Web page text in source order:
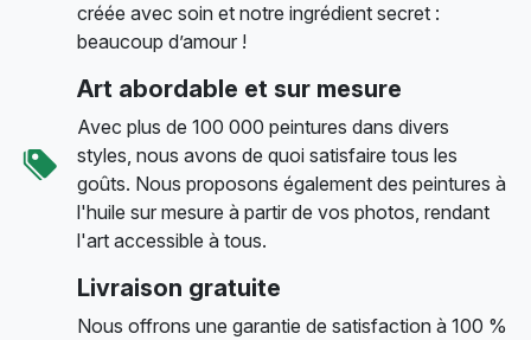
créée avec soin et notre ingrédient secret :
beaucoup d’amour !
Art abordable et sur mesure
Avec plus de 100 000 peintures dans divers
styles, nous avons de quoi satisfaire tous les
goûts. Nous proposons également des peintures à
l'huile sur mesure à partir de vos photos, rendant
l'art accessible à tous.
Livraison gratuite
Nous offrons une garantie de satisfaction à 100 %